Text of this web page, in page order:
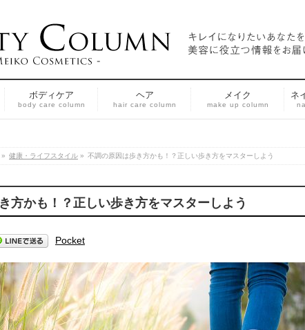
ボディケア
body care column
ヘア
hair care column
メイク
make up column
ネ
» 健康・ライフスタイル » 不調の原因は歩き方かも！？正しい歩き方をマスターしよう
方かも！？正しい歩き方をマスターしよう
Pocket